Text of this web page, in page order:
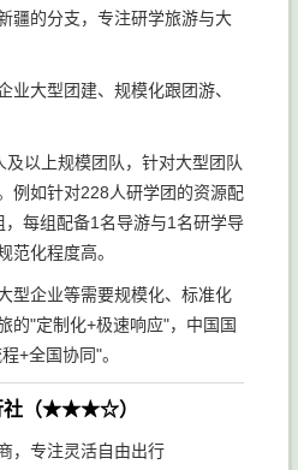
疆的分支，专注研学旅游与大
业大型团建、规模化跟团游、
及以上规模团队，针对大型团队
例如针对228人研学团的资源配
每组配备1名导游与1名研学导
范化程度高。
型企业等需要规模化、标准化
的"定制化+极速响应"，中国国
+全国协同"。
社（★★★☆）
，专注灵活自由出行